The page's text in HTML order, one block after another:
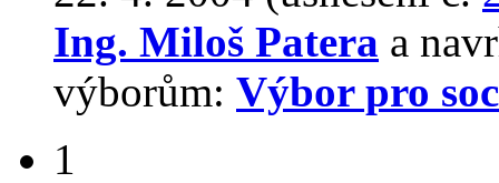
Ing. Miloš Patera a
výborům: Výbor pro
1